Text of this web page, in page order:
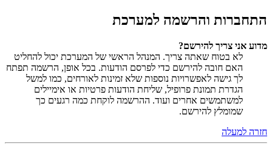
התחברות והרשמה למערכת
מדוע אני צריך להירשם?
לא בטוח שאתה צריך. המנהל הראשי של המערכת יכול להחליט
האם חובה להירשם כדי לפרסם הודעות. בכל אופן, הרשמה תפתח
לך גישה לאפשרויות נוספות שלא זמינות לאורחים, כמו למשל
הגדרת תמונת פרופיל, שליחת הודעות פרטיות או אימיילים
למשתמשים אחרים ועוד. ההרשמה לוקחת כמה רגעים כך
שמומלץ להירשם.
חזרה למעלה